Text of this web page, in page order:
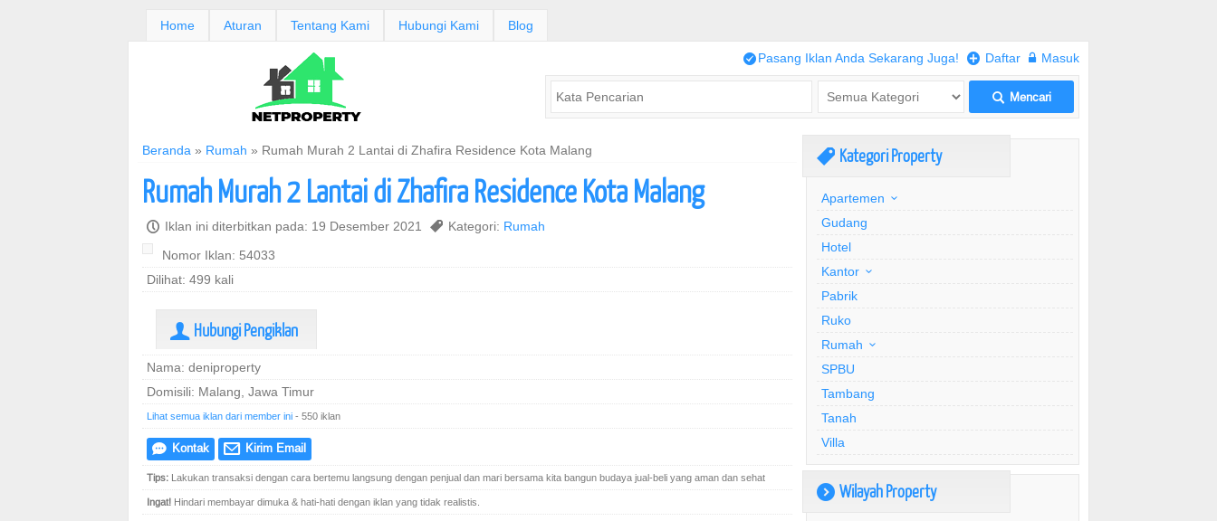
Home Aturan Tentang Kami Hubungi Kami Blog
/Pasang Iklan Anda Sekarang Juga! + Daftar w Masuk
L Mencari
Beranda » Rumah » Rumah Murah 2 Lantai di Zhafira Residence Kota Malang
Rumah Murah 2 Lantai di Zhafira Residence Kota Malang
P Iklan ini diterbitkan pada: 19 Desember 2021 , Kategori: Rumah
Nomor Iklan: 54033
Dilihat: 499 kali
U Hubungi Pengiklan
Nama: deniproperty
Domisili: Malang, Jawa Timur
Lihat semua iklan dari member ini - 550 iklan
e Kontak @ Kirim Email
Tips: Lakukan transaksi dengan cara bertemu langsung dengan penjual dan mari bersama kita bangun budaya jual-beli yang aman dan sehat
Ingat! Hindari membayar dimuka & hati-hati dengan iklan yang tidak realistis.
, Kategori Property
Apartemen
Gudang
Hotel
Kantor
Pabrik
Ruko
Rumah
SPBU
Tambang
Tanah
Villa
) Wilayah Property